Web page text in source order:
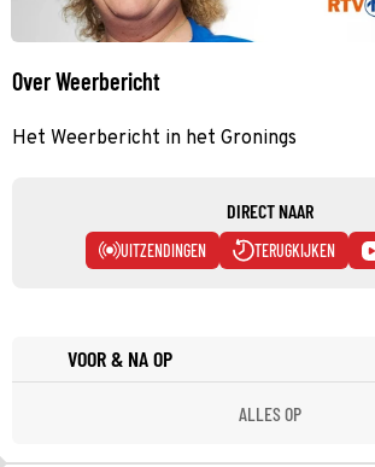
Over Weerbericht
Het Weerbericht in het Gronings
DIRECT NAAR
UITZENDINGEN TERUGKIJKEN
VOOR & NA OP
ALLES OP